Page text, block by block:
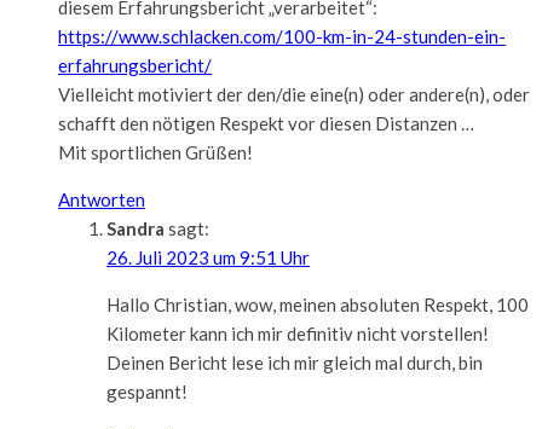
diesem Erfahrungsbericht „verarbeitet“:
https://www.schlacken.com/100-km-in-24-stunden-ein-
erfahrungsbericht/
Vielleicht motiviert der den/die eine(n) oder andere(n), oder
schafft den nötigen Respekt vor diesen Distanzen …
Mit sportlichen Grüßen!
Antworten
Sandra sagt:
26. Juli 2023 um 9:51 Uhr
Hallo Christian, wow, meinen absoluten Respekt, 100
Kilometer kann ich mir definitiv nicht vorstellen!
Deinen Bericht lese ich mir gleich mal durch, bin
gespannt!